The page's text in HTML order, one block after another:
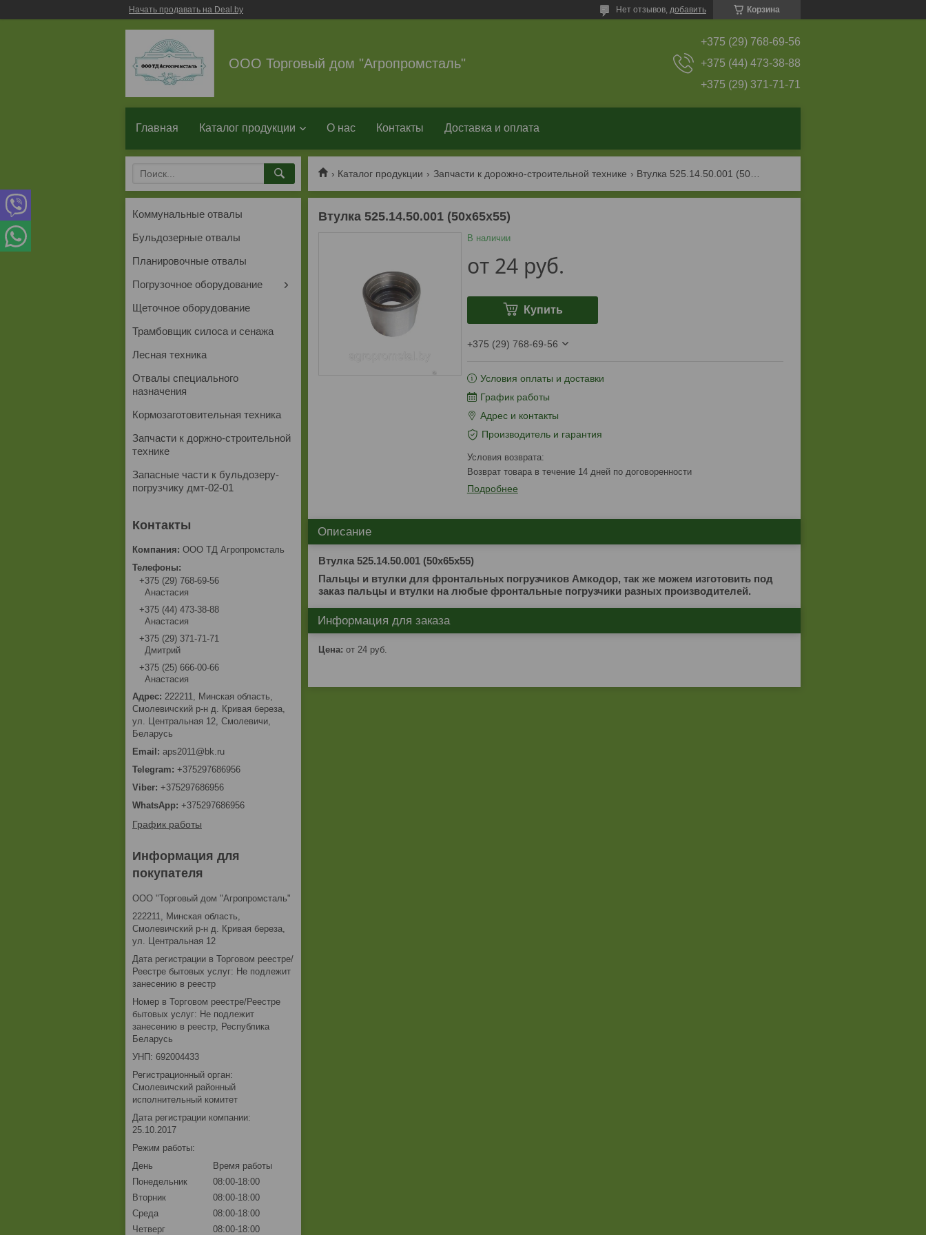
Начать продавать на Deal.by Корзина
Нет отзывов, добавить
ООО Торговый дом "Агропромсталь"
+375 (29) 768-69-56
+375 (44) 473-38-88
+375 (29) 371-71-71
Главная Каталог продукции О нас Контакты Доставка и оплата
Каталог продукции Запчасти к дорожно-строительной технике
Втулка 525.14.50.001 (50х65х55)
В наличии
от 24 руб.
Купить
+375 (29) 768-69-56
Условия оплаты и доставки
График работы
Адрес и контакты
Производитель и гарантия
возврат товара в течение 14 дней по договоренности
Подробнее
Описание
Втулка 525.14.50.001 (50х65х55)
Пальцы и втулки для фронтальных погрузчиков Амкодор, так же можем изготовить под
заказ пальцы и втулки на любые фронтальные погрузчики разных производителей.
Информация для заказа
Цена: от 24 руб.
Коммунальные отвалы
Бульдозерные отвалы
Планировочные отвалы
Погрузочное оборудование
Щеточное оборудование
Трамбовщик силоса и сенажа
Лесная техника
Отвалы специального
назначения
Кормозаготовительная техника
Запчасти к доржно-строительной
технике
Запасные части к бульдозеру-
погрузчику дмт-02-01
ООО ТД Агропромсталь
+375 (29) 768-69-56
Анастасия
+375 (44) 473-38-88
Анастасия
+375 (29) 371-71-71
Дмитрий
+375 (25) 666-00-66
Анастасия
222211, Минская область,
Смолевичский р-н д. Кривая береза,
ул. Центральная 12, Смолевичи,
Беларусь
aps2011@bk.ru
+375297686956
+375297686956
+375297686956
График работы
Информация для
покупателя
ООО "Торговый дом "Агропромсталь"
222211, Минская область,
Смолевичский р-н д. Кривая береза,
ул. Центральная 12
Дата регистрации в Торговом реестре/
Реестре бытовых услуг: Не подлежит
занесению в реестр
Номер в Торговом реестре/Реестре
бытовых услуг: Не подлежит
занесению в реестр, Республика
Беларусь
УНП: 692004433
Регистрационный орган:
Смолевичский районный
исполнительный комитет
Дата регистрации компании:
25.10.2017
Режим работы:
День
Время работы
Понедельник
08:00-18:00
Вторник
08:00-18:00
Среда
08:00-18:00
Четверг
08:00-18:00